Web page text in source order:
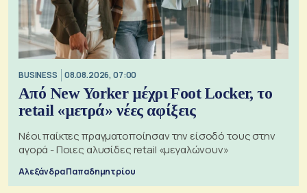
BUSINESS 08.08.2026, 07:00
Από New Yorker μέχρι Foot Locker, το
retail «μετρά» νέες αφίξεις
Νέοι παίκτες πραγματοποίησαν την είσοδό τους στην
αγορά - Ποιες αλυσίδες retail «μεγαλώνουν»
Αλεξάνδρα Παπαδημητρίου